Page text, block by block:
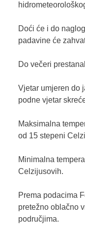
Doći će i do
padavine će
Do večeri
Vjetar umjeren do
podne vjetar
Maksimalna
od 15 stepeni
Minimalna
Celzijusovih.
Prema podacima
pretežno oblačno
područjima.